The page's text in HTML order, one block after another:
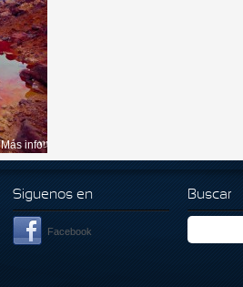
Más info
Siguenos en
Facebook
Buscar